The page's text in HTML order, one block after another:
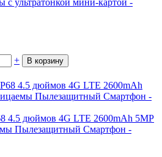
+
В корзину
4.5 дюймов 4G LTE 2600mAh 5MP
Пылезащитный Смартфон -